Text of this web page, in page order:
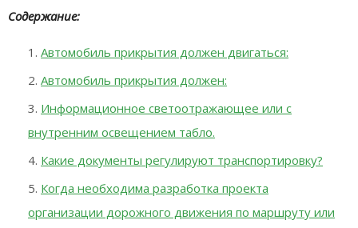
Содержание:
Автомобиль прикрытия должен двигаться:
Автомобиль прикрытия должен:
Информационное светоотражающее или с
внутренним освещением табло.
Какие документы регулируют транспортировку?
Когда необходима разработка проекта
организации дорожного движения по маршруту или